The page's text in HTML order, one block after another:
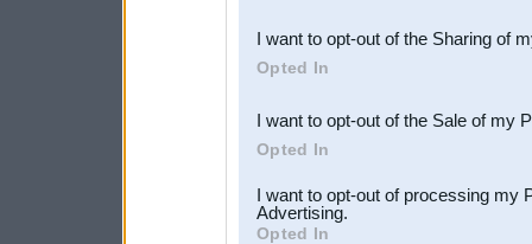
Downstream Participants
third parties.
I want to opt-out of the Sharing of
Opted In
I want to opt-out of the Sale of my
Opted In
I want to opt-out of processing my
Advertising.
Opted In